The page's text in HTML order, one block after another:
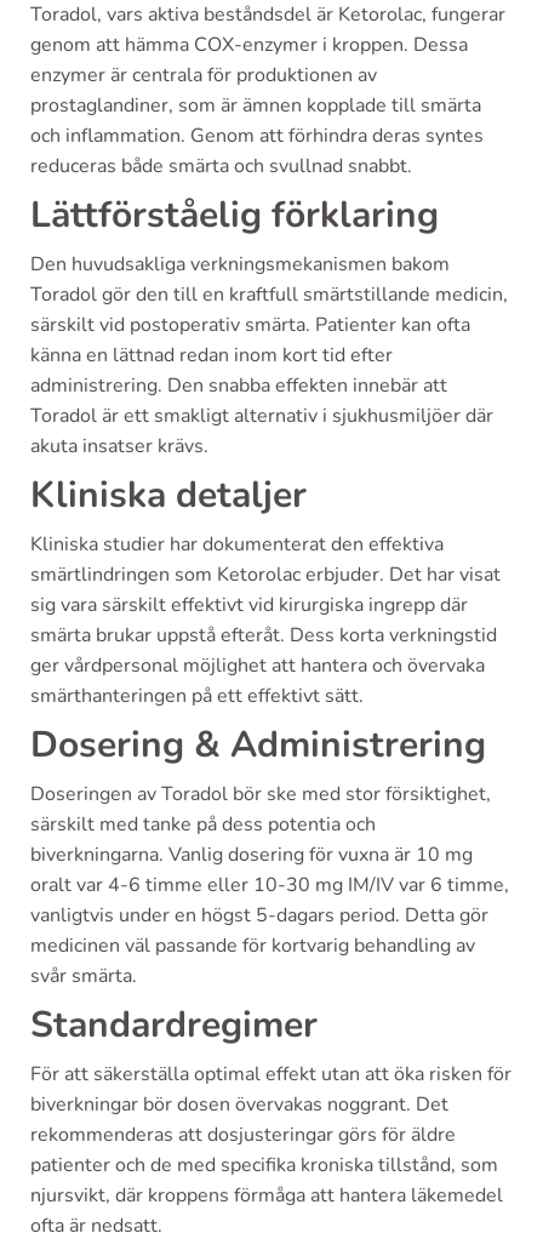
Toradol, vars aktiva beståndsdel är Ketorolac, fungerar
genom att hämma COX-enzymer i kroppen. Dessa
enzymer är centrala för produktionen av
prostaglandiner, som är ämnen kopplade till smärta
och inflammation. Genom att förhindra deras syntes
reduceras både smärta och svullnad snabbt.
Lättförståelig förklaring
Den huvudsakliga verkningsmekanismen bakom
Toradol gör den till en kraftfull smärtstillande medicin,
särskilt vid postoperativ smärta. Patienter kan ofta
känna en lättnad redan inom kort tid efter
administrering. Den snabba effekten innebär att
Toradol är ett smakligt alternativ i sjukhusmiljöer där
akuta insatser krävs.
Kliniska detaljer
Kliniska studier har dokumenterat den effektiva
smärtlindringen som Ketorolac erbjuder. Det har visat
sig vara särskilt effektivt vid kirurgiska ingrepp där
smärta brukar uppstå efteråt. Dess korta verkningstid
ger vårdpersonal möjlighet att hantera och övervaka
smärthanteringen på ett effektivt sätt.
Dosering & Administrering
Doseringen av Toradol bör ske med stor försiktighet,
särskilt med tanke på dess potentia och
biverkningarna. Vanlig dosering för vuxna är 10 mg
oralt var 4-6 timme eller 10-30 mg IM/IV var 6 timme,
vanligtvis under en högst 5-dagars period. Detta gör
medicinen väl passande för kortvarig behandling av
svår smärta.
Standardregimer
För att säkerställa optimal effekt utan att öka risken för
biverkningar bör dosen övervakas noggrant. Det
rekommenderas att dosjusteringar görs för äldre
patienter och de med specifika kroniska tillstånd, som
njursvikt, där kroppens förmåga att hantera läkemedel
ofta är nedsatt.